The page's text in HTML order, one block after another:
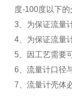
度-100度以下
3、为保证流量
4、为保证流量
5、因工艺需要
6、流量计口径
7、流量计壳体